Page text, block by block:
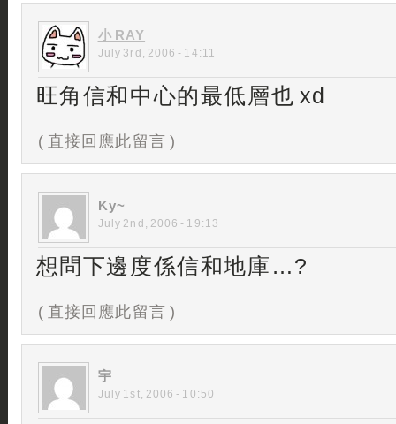
小 RAY
July 3rd, 2006 - 14:11
旺角信和中心的最低層也 xd
( 直接回應此留言 )
Ky~
July 2nd, 2006 - 19:13
想問下邊度係信和地庫…?
( 直接回應此留言 )
宇
July 1st, 2006 - 10:50